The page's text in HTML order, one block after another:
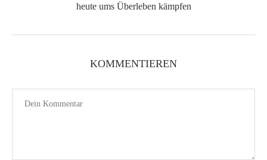
heute ums Überleben kämpfen
KOMMENTIEREN